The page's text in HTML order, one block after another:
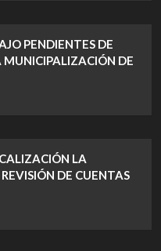
PENDIENTES DE
MUNICIPALIZACIÓN DE
LA
DE CUENTAS